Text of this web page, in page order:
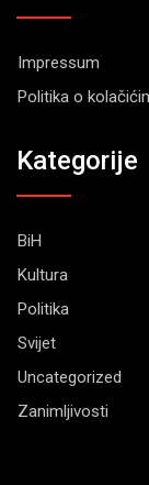
Impressum
Politika o
Kategorije
BiH
Kultura
Politika
Svijet
Uncategorized
Zanimljivosti